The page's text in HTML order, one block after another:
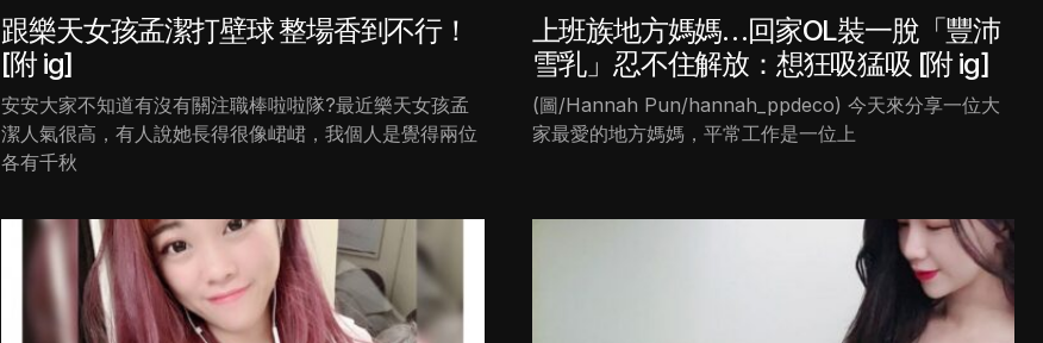
跟樂天女孩孟潔打壁球 整場香到不行！
[附 ig]
安安大家不知道有沒有關注職棒啦啦隊?最近樂天女孩孟
潔人氣很高，有人說她長得很像峮峮，我個人是覺得兩位
各有千秋
上班族地方媽媽…回家OL裝一脫「豐沛
雪乳」忍不住解放：想狂吸猛吸 [附 ig]
(圖/Hannah Pun/hannah_ppdeco) 今天來分享一位大
家最愛的地方媽媽，平常工作是一位上